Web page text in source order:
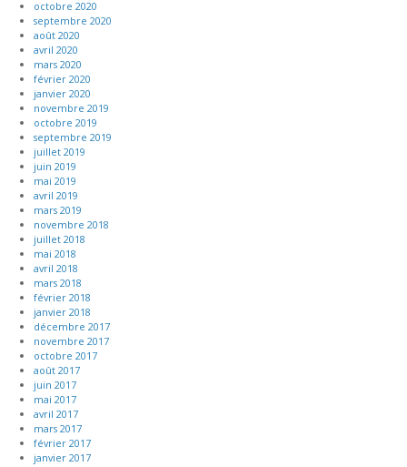
octobre 2020
septembre 2020
août 2020
avril 2020
mars 2020
février 2020
janvier 2020
novembre 2019
octobre 2019
septembre 2019
juillet 2019
juin 2019
mai 2019
avril 2019
mars 2019
novembre 2018
juillet 2018
mai 2018
avril 2018
mars 2018
février 2018
janvier 2018
décembre 2017
novembre 2017
octobre 2017
août 2017
juin 2017
mai 2017
avril 2017
mars 2017
février 2017
janvier 2017